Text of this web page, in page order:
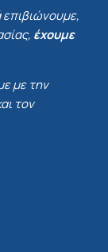
έχουμε
με την
τον